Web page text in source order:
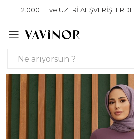
2.000 TL ve ÜZERİ ALIŞVERİŞLERDE